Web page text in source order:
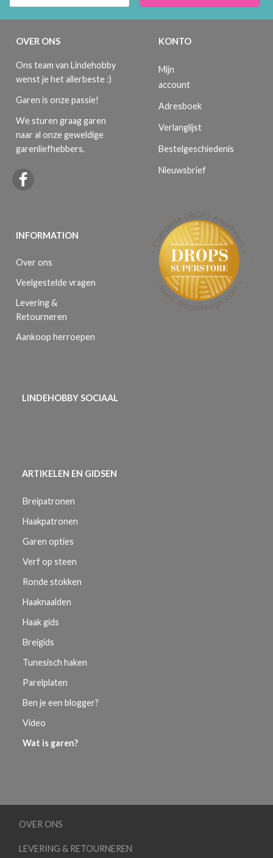
OVER ONS
Ons team van Lindehobby
wenst je het allerbeste :)
Garen is onze passie!
We sturen graag garen
naar al onze geweldige
garenliefhebbers.
INFORMATION
Over ons
Veelgestelde vragen
Levering &
Retourneren
Aankoop herroepen
KONTO
Mijn
account
Adresboek
Verlanglijst
Bestelgeschiedenis
Nieuwsbrief
LINDEHOBBY SOCIAAL
ARTIKELEN EN GIDSEN
Breipatronen
Haakpatronen
Garen opties
Verf op steen
Ronde stokken
Haaknaalden
Haak gids
Breigids
Tunesisch haken
Parelplaten
Ben je een blogger?
Video
Wat is garen?
OVER ONS
LEVERING & RETOURNEREN